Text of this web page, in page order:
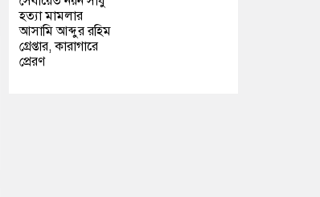
হত্যা মামলার
আসামি আব্দুর রহিম
গ্রেপ্তার, কারাগারে
প্রেরণ